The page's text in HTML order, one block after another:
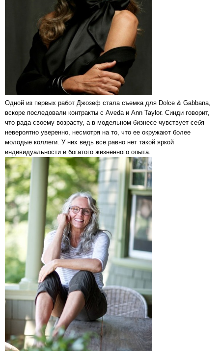
Одной из первых работ Джозеф стала съемка для Dolce & Gabbana,
вскоре последовали контракты с Aveda и Ann Taylor. Синди говорит,
что рада своему возрасту, а в модельном бизнесе чувствует себя
невероятно уверенно, несмотря на то, что ее окружают более
молодые коллеги. У них ведь все равно нет такой яркой
индивидуальности и богатого жизненного опыта.